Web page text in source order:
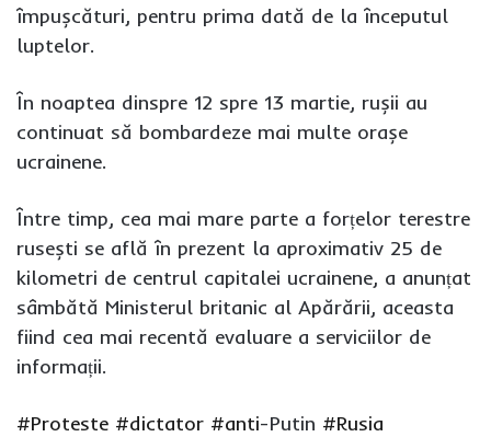
împușcături, pentru prima dată de la începutul
luptelor.
În noaptea dinspre 12 spre 13 martie, rușii au
continuat să bombardeze mai multe orașe
ucrainene.
Între timp, cea mai mare parte a forțelor terestre
rusești se află în prezent la aproximativ 25 de
kilometri de centrul capitalei ucrainene, a anunțat
sâmbătă Ministerul britanic al Apărării, aceasta
fiind cea mai recentă evaluare a serviciilor de
informații.
#Proteste #dictator #anti-Putin #Rusia